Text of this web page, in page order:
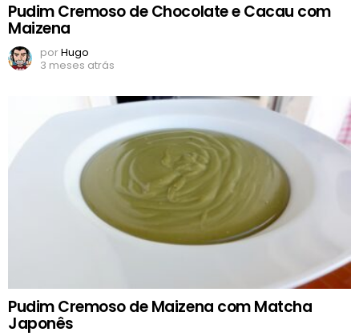
Pudim Cremoso de Chocolate e Cacau com
Maizena
porHugo
3 meses atrás
Pudim Cremoso de Maizena com Matcha
Japonês